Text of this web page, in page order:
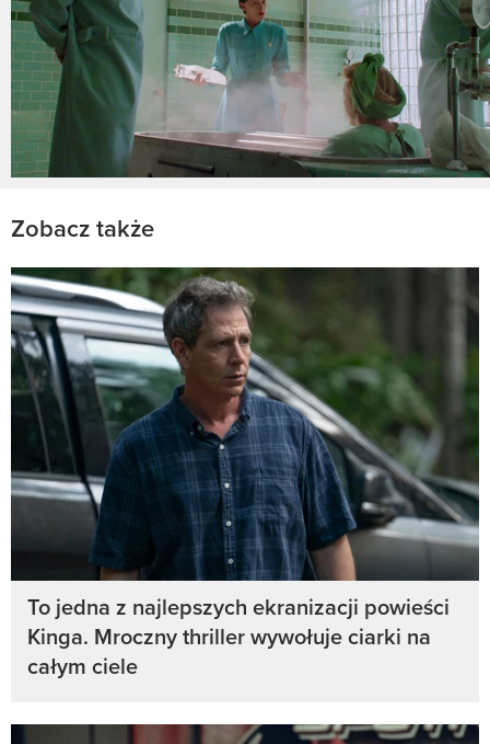
Zobacz także
To jedna z najlepszych ekranizacji powieści
Kinga. Mroczny thriller wywołuje ciarki na
całym ciele